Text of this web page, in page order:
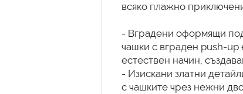
всяко плажно
- Вградени оформящи
чашки с вграден push-up
естествен начин,
- Изискани златни
с чашките чрез нежни